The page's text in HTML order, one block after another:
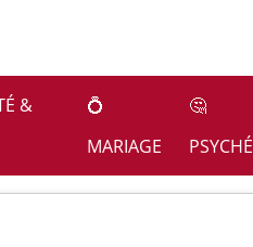
&
💍
MARIAGE
🤔
PSYCHÉ